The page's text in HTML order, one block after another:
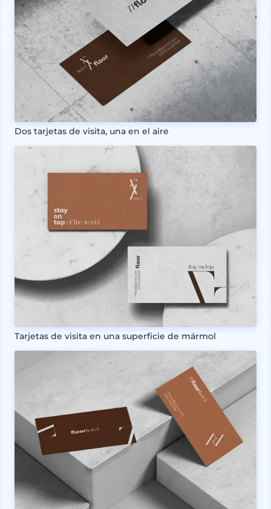
Dos tarjetas de visita, una en el aire
Tarjetas de visita en una superficie de mármol